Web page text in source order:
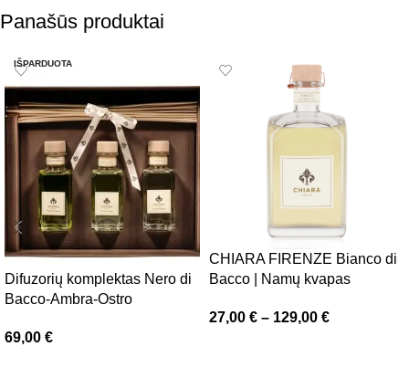
Panašūs produktai
IŠPARDUOTA
Difuzorių komplektas Nero di
Bacco-Ambra-Ostro
69,00 €
CHIARA FIRENZE Bianco di
Bacco | Namų kvapas
27,00 € – 129,00 €